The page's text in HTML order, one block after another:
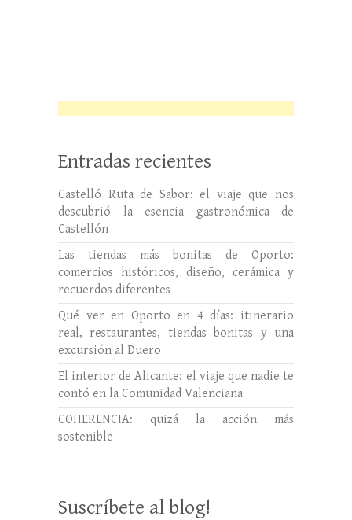
Entradas recientes
Castelló Ruta de Sabor: el viaje que nos
descubrió la esencia gastronómica de
Castellón
Las tiendas más bonitas de Oporto:
comercios históricos, diseño, cerámica y
recuerdos diferentes
Qué ver en Oporto en 4 días: itinerario
real, restaurantes, tiendas bonitas y una
excursión al Duero
El interior de Alicante: el viaje que nadie te
contó en la Comunidad Valenciana
COHERENCIA: quizá la acción más
sostenible
Suscríbete al blog!